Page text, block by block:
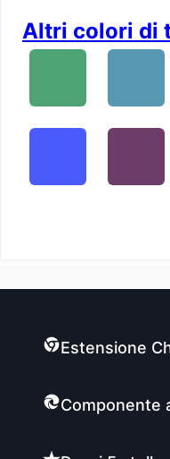
Altri colori di
Estensione
Componente